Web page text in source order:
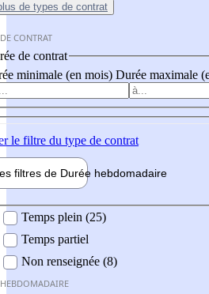
de types de contrat
CONTRAT
de contrat
minimale (en mois) Durée maximale
le filtre du type de contrat
filtres de Durée hebdomadaire
Temps plein (25)
Temps partiel
Non renseignée (8)